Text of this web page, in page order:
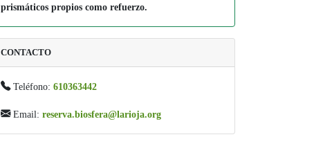
prismáticos propios como refuerzo.
CONTACTO
Teléfono: 610363442
Email: reserva.biosfera@larioja.org